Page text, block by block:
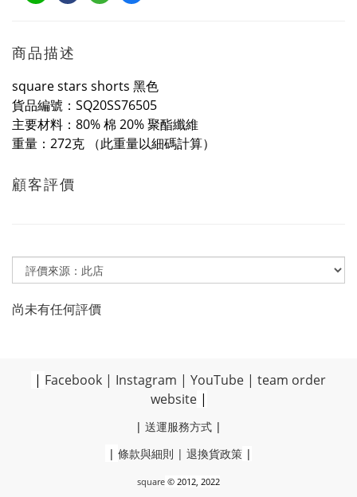
商品描述
square stars shorts 黑色
貨品編號：SQ20SS76505
主要材料：80% 棉 20% 聚酯纖維
重量：272克 （此重量以細碼計算）
顧客評價
尚未有任何評價
| Facebook | Instagram | YouTube | team order
website|
| 送運服務方式 |
| 條款與細則 | 退換貨政策 |
square © 2012, 2022